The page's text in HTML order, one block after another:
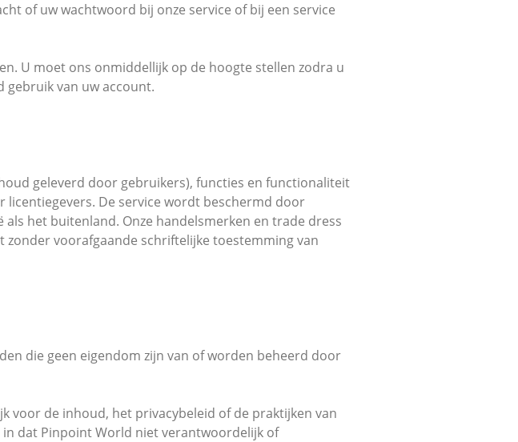
of uw wachtwoord bij onze service of bij een service
U moet ons onmiddellijk op de hoogte stellen zodra u
gebruik van uw account.
geleverd door gebruikers), functies en functionaliteit
licentiegevers. De service wordt beschermd door
het buitenland. Onze handelsmerken en trade dress
voorafgaande schriftelijke toestemming van
die geen eigendom zijn van of worden beheerd door
voor de inhoud, het privacybeleid of de praktijken van
dat Pinpoint World niet verantwoordelijk of